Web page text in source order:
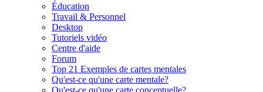
Éducation
Travail & Personnel
Desktop
Tutoriels vidéo
Centre d'aide
Forum
Top 21 Exemples de cartes mentales
Qu'est-ce qu'une carte mentale?
Qu'est-ce qu'une carte conceptuelle?